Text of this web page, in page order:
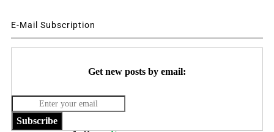
E-Mail Subscription
Get new posts by email:
Subscribe